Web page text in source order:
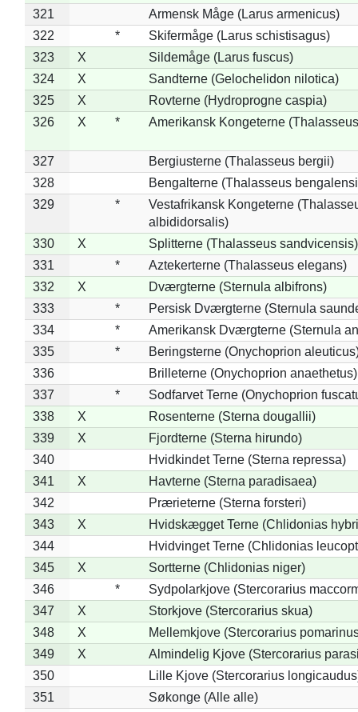
321
Armensk Måge (Larus armenicus)
322
*
Skifermåge (Larus schistisagus)
323
X
Sildemåge (Larus fuscus)
324
X
Sandterne (Gelochelidon nilotica)
325
X
Rovterne (Hydroprogne caspia)
326
X * Amerikansk Kongeterne
327
Bergiusterne (Thalasseus bergii)
328
Bengalterne (Thalasseus
329
*
Vestafrikansk Kongeterne
albididorsalis)
330
X
Splitterne (Thalasseus sandvicensis)
331
*
Aztekerterne (Thalasseus elegans)
332
X
Dværgterne (Sternula albifrons)
333
*
Persisk Dværgterne (Sternula
334
*
Amerikansk Dværgterne (Sternula
335
*
Beringsterne (Onychoprion
336
Brilleterne (Onychoprion anaethetus)
337
*
Sodfarvet Terne (Onychoprion
338
X
Rosenterne (Sterna dougallii)
339
X
Fjordterne (Sterna hirundo)
340
Hvidkindet Terne (Sterna repressa)
341
X
Havterne (Sterna paradisaea)
342
Prærieterne (Sterna forsteri)
343
X
Hvidskægget Terne (Chlidonias
344
Hvidvinget Terne (Chlidonias
345
X
Sortterne (Chlidonias niger)
346
*
Sydpolarkjove (Stercorarius
347
X
Storkjove (Stercorarius skua)
348
X
Mellemkjove (Stercorarius
349
X
Almindelig Kjove (Stercorarius
350
Lille Kjove (Stercorarius
351
Søkonge (Alle alle)